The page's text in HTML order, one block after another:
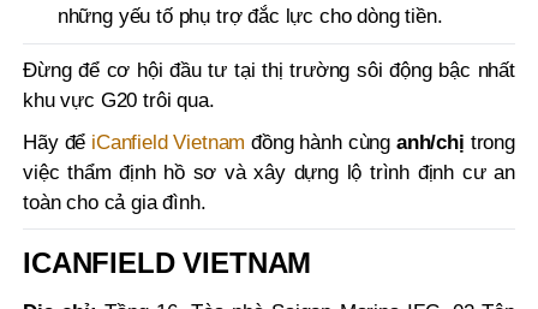
những yếu tố phụ trợ đắc lực cho dòng tiền.
Đừng để cơ hội đầu tư tại thị trường sôi động bậc nhất
khu vực G20 trôi qua.
Hãy để iCanfield Vietnam đồng hành cùng anh/chị trong
việc thẩm định hồ sơ và xây dựng lộ trình định cư an
toàn cho cả gia đình.
ICANFIELD VIETNAM